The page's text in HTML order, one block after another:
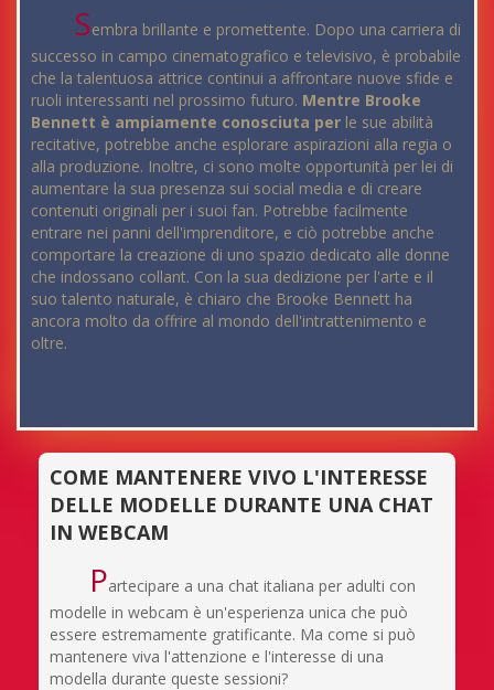
Sembra brillante e promettente. Dopo una carriera di
successo in campo cinematografico e televisivo, è probabile
che la talentuosa attrice continui a affrontare nuove sfide e
ruoli interessanti nel prossimo futuro. Mentre Brooke
Bennett è ampiamente conosciuta per le sue abilità
recitative, potrebbe anche esplorare aspirazioni alla regia o
alla produzione. Inoltre, ci sono molte opportunità per lei di
aumentare la sua presenza sui social media e di creare
contenuti originali per i suoi fan. Potrebbe facilmente
entrare nei panni dell'imprenditore, e ciò potrebbe anche
comportare la creazione di uno spazio dedicato alle donne
che indossano collant. Con la sua dedizione per l'arte e il
suo talento naturale, è chiaro che Brooke Bennett ha
ancora molto da offrire al mondo dell'intrattenimento e
oltre.
COME MANTENERE VIVO L'INTERESSE
DELLE MODELLE DURANTE UNA CHAT
IN WEBCAM
Partecipare a una chat italiana per adulti con
modelle in webcam è un'esperienza unica che può
essere estremamente gratificante. Ma come si può
mantenere viva l'attenzione e l'interesse di una
modella durante queste sessioni?